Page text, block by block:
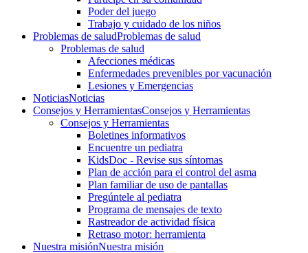
Poder del juego
Trabajo y cuidado de los niños
Problemas de saludProblemas de salud
Problemas de salud
Afecciones médicas
Enfermedades prevenibles por vacunación
Lesiones y Emergencias
NoticiasNoticias
Consejos y HerramientasConsejos y Herramientas
Consejos y Herramientas
Boletines informativos
Encuentre un pediatra
KidsDoc - Revise sus síntomas
Plan de acción para el control del asma
Plan familiar de uso de pantallas
Pregúntele al pediatra
Programa de mensajes de texto
Rastre​​ador de activida​d física
Retraso motor: herramienta
Nuestra misiónNuestra misión